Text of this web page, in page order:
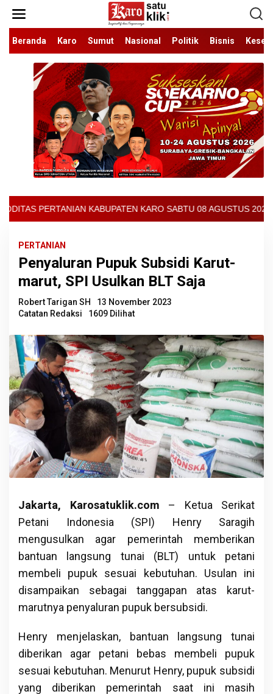
konten
Beranda
Karo Sumut Nasional Politik Bisnis
KABUPATEN KARO SABTU 08 AGUSTUS 2026 - ARCIS
PERTANIAN
Penyaluran Pupuk Subsidi Karut-
marut, SPI Usulkan BLT Saja
Robert Tarigan SH
13 November 2023
Catatan Redaksi
1609 Dilihat
Jakarta, Karosatuklik.com – Ketua Serikat
Petani Indonesia (SPI) Henry Saragih
mengusulkan agar pemerintah memberikan
bantuan langsung tunai (BLT) untuk petani
membeli pupuk sesuai kebutuhan. Usulan ini
disampaikan sebagai tanggapan atas karut-
marutnya penyaluran pupuk bersubsidi.
Henry menjelaskan, bantuan langsung tunai
diberikan agar petani bebas membeli pupuk
sesuai kebutuhan. Menurut Henry, pupuk subsidi
yang diberikan pemerintah saat ini masih